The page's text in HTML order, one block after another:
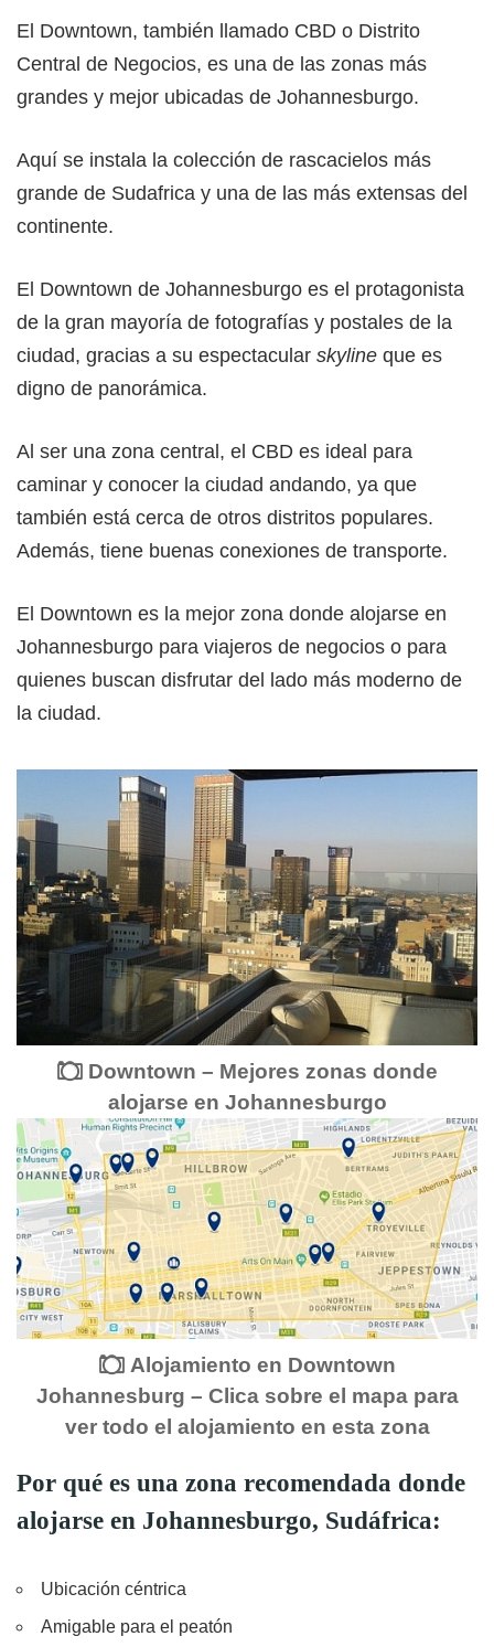
El Downtown, también llamado CBD o Distrito
Central de Negocios, es una de las zonas más
grandes y mejor ubicadas de Johannesburgo.
Aquí se instala la colección de rascacielos más
grande de Sudafrica y una de las más extensas del
continente.
El Downtown de Johannesburgo es el protagonista
de la gran mayoría de fotografías y postales de la
ciudad, gracias a su espectacular skyline que es
digno de panorámica.
Al ser una zona central, el CBD es ideal para
caminar y conocer la ciudad andando, ya que
también está cerca de otros distritos populares.
Además, tiene buenas conexiones de transporte.
El Downtown es la mejor zona donde alojarse en
Johannesburgo para viajeros de negocios o para
quienes buscan disfrutar del lado más moderno de
la ciudad.
Downtown – Mejores zonas donde
alojarse en Johannesburgo
Alojamiento en Downtown
Johannesburg – Clica sobre el mapa para
ver todo el alojamiento en esta zona
Por qué es una zona recomendada donde
alojarse en Johannesburgo, Sudáfrica:
Ubicación céntrica
Amigable para el peatón